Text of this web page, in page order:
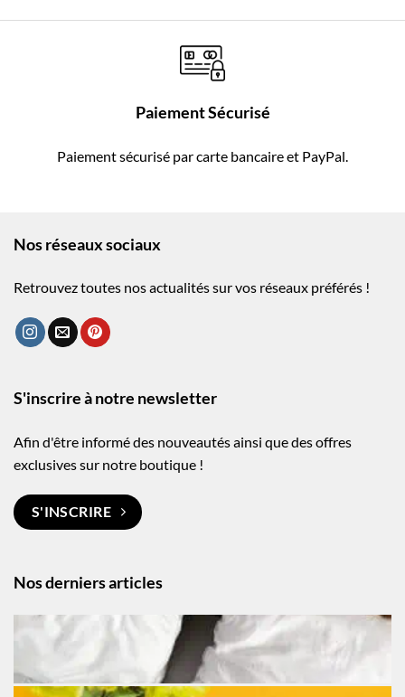
Paiement Sécurisé
Paiement sécurisé par carte bancaire et PayPal.
Nos réseaux sociaux
Retrouvez toutes nos actualités sur vos réseaux préférés !
Nos derniers articles
S'inscrire à notre newsletter
Afin d'être informé des nouveautés ainsi que des offres
exclusives sur notre boutique !
S'INSCRIRE